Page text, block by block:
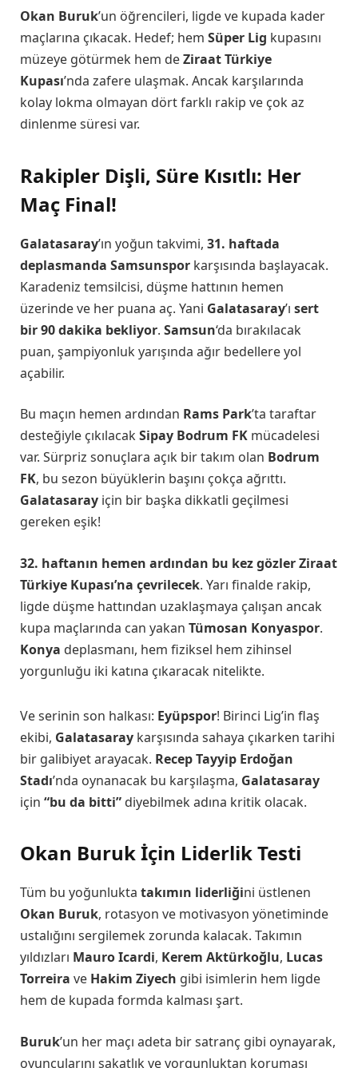
Okan Buruk’un öğrencileri, ligde ve kupada kader
maçlarına çıkacak. Hedef; hem Süper Lig kupasını
müzeye götürmek hem deZiraat Türkiye
Kupası’nda zafere ulaşmak. Ancak karşılarında
kolay lokma olmayan dört farklı rakip ve çok az
dinlenme süresi var.
Rakipler Dişli, Süre Kısıtlı: Her
Maç Final!
Galatasaray’ın yoğun takvimi, 31. haftada
deplasmanda Samsunspor karşısında başlayacak.
Karadeniz temsilcisi, düşme hattının hemen
üzerinde ve her puana aç. Yani Galatasaray’ı sert
bir 90 dakika bekliyor. Samsun‘da bırakılacak
puan, şampiyonluk yarışında ağır bedellere yol
açabilir.
Bu maçın hemen ardından Rams Park’ta taraftar
desteğiyle çıkılacakSipay Bodrum FK mücadelesi
var. Sürpriz sonuçlara açık bir takım olan Bodrum
FK, bu sezon büyüklerin başını çokça ağrıttı.
Galatasaray için bir başka dikkatli geçilmesi
gereken eşik!
32. haftanın hemen ardından bu kez gözler Ziraat
Türkiye Kupası’na çevrilecek. Yarı finalde rakip,
ligde düşme hattından uzaklaşmaya çalışan ancak
kupa maçlarında can yakan Tümosan Konyaspor.
Konya deplasmanı, hem fiziksel hem zihinsel
yorgunluğu iki katına çıkaracak nitelikte.
Ve serinin son halkası: Eyüpspor! Birinci Lig’in flaş
ekibi, Galatasaray karşısında sahaya çıkarken tarihi
bir galibiyet arayacak. Recep Tayyip Erdoğan
Stadı’nda oynanacak bu karşılaşma, Galatasaray
için “bu da bitti” diyebilmek adına kritik olacak.
Okan Buruk İçin Liderlik Testi
Tüm bu yoğunlukta takımın liderliğini üstlenen
Okan Buruk, rotasyon ve motivasyon yönetiminde
ustalığını sergilemek zorunda kalacak. Takımın
yıldızları Mauro Icardi, Kerem Aktürkoğlu, Lucas
Torreira ve Hakim Ziyech gibi isimlerin hem ligde
hem de kupada formda kalması şart.
Buruk’un her maçı adeta bir satranç gibi oynayarak,
oyuncularını sakatlık ve yorgunluktan koruması